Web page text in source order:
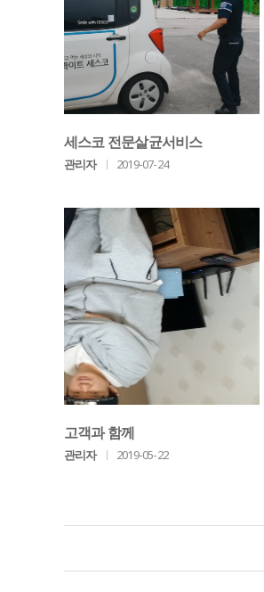
세스코 전문살균서비스
관리자 ㅣ 2019-07-24
고객과 함께
관리자 ㅣ 2019-05-22